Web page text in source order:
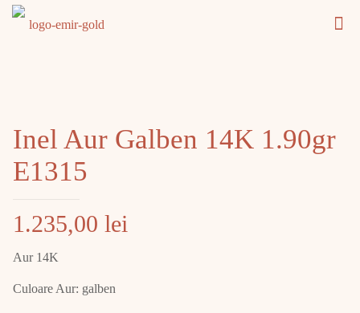
Inel Aur Galben 14K 1.90gr
E1315
1.235,00 lei
Aur 14K
Culoare Aur: galben